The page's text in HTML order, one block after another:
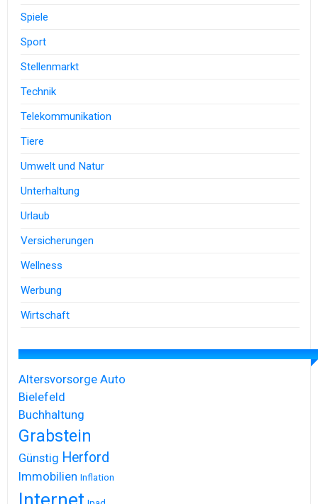
Spiele
Sport
Stellenmarkt
Technik
Telekommunikation
Tiere
Umwelt und Natur
Unterhaltung
Urlaub
Versicherungen
Wellness
Werbung
Wirtschaft
Altersvorsorge Auto
Bielefeld
Buchhaltung
Grabstein
Günstig Herford
Immobilien Inflation